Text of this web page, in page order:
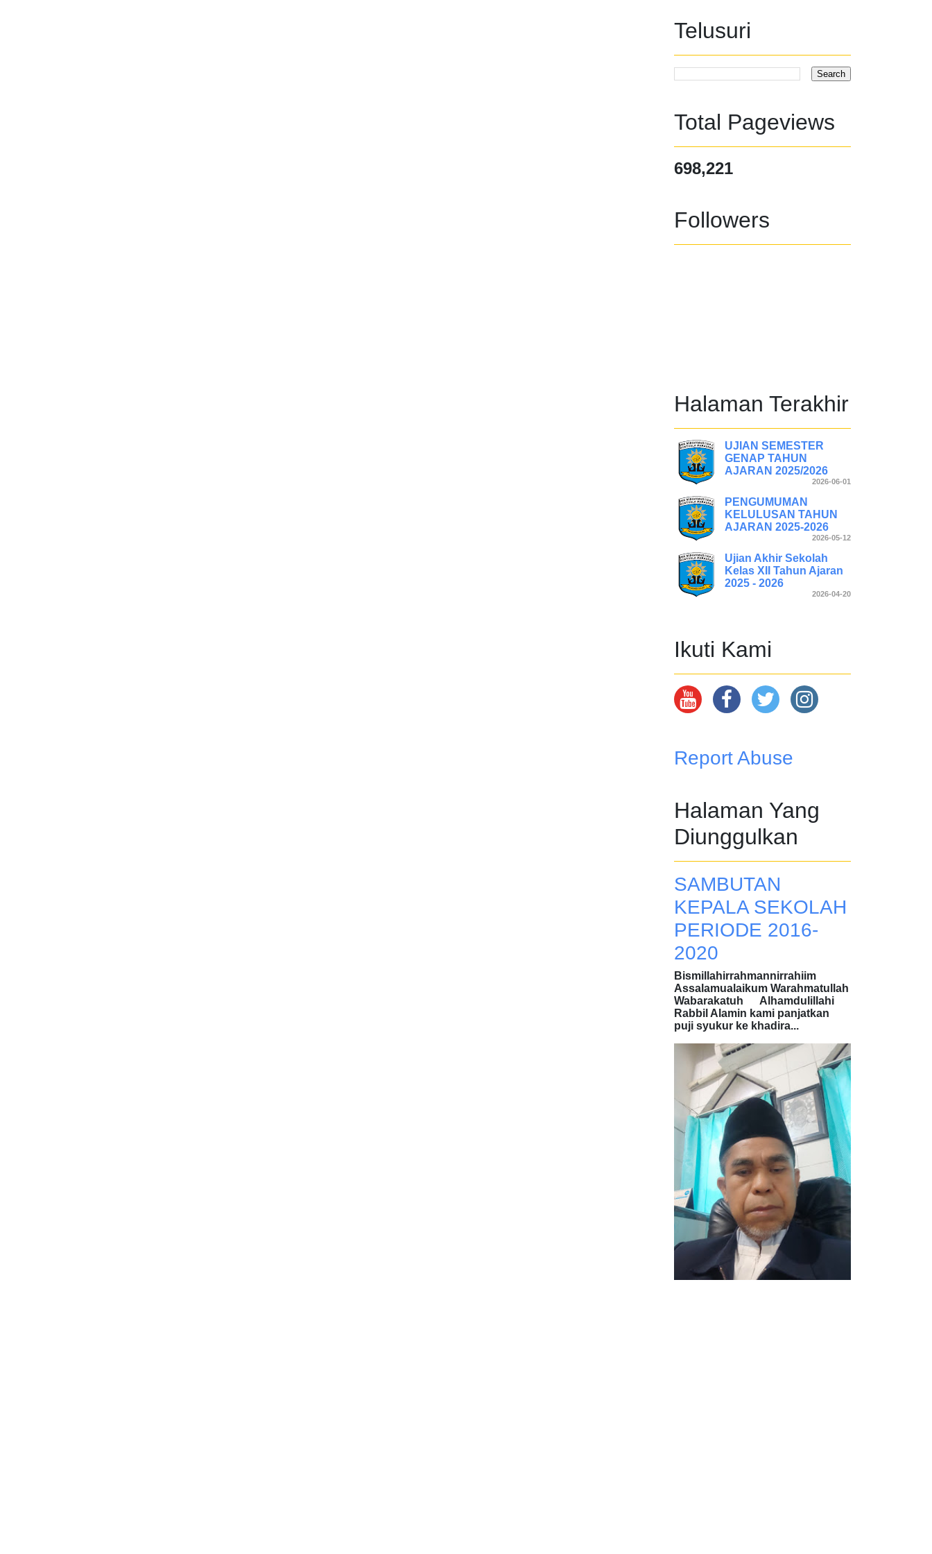
Telusuri
Total Pageviews
698,221
Followers
Halaman Terakhir
UJIAN SEMESTER
GENAP TAHUN
AJARAN 2025/2026
2026-06-01
PENGUMUMAN
KELULUSAN TAHUN
AJARAN 2025-2026
2026-05-12
Ujian Akhir Sekolah
Kelas XII Tahun Ajaran
2025 - 2026
2026-04-20
Ikuti Kami
Report Abuse
Halaman Yang
Diunggulkan
SAMBUTAN
KEPALA SEKOLAH
PERIODE 2016-
2020
Bismillahirrahmannirrahiim
Assalamualaikum Warahmatullah
Wabarakatuh Alhamdulillahi
Rabbil Alamin kami panjatkan
puji syukur ke khadira...